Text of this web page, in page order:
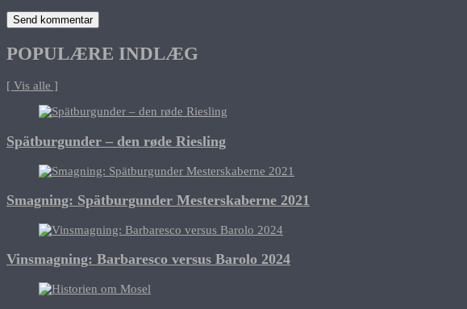
POPULÆRE INDLÆG
[ Vis alle ]
Spätburgunder – den røde Riesling
Smagning: Spätburgunder Mesterskaberne 2021
Vinsmagning: Barbaresco versus Barolo 2024